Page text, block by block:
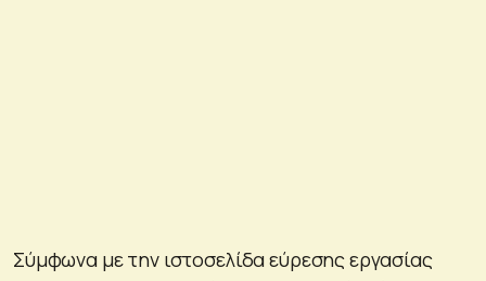
Σύμφωνα με την ιστοσελίδα εύρεσης εργασίας